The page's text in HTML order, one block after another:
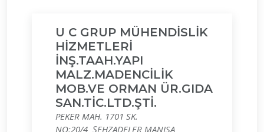
U C GRUP MÜHENDİSLİK
HİZMETLERİ
İNŞ.TAAH.YAPI
MALZ.MADENCİLİK
MOB.VE ORMAN ÜR.GIDA
SAN.TİC.LTD.ŞTİ.
PEKER MAH. 1701 SK.
NO:20/4 ŞEHZADELER MANISA